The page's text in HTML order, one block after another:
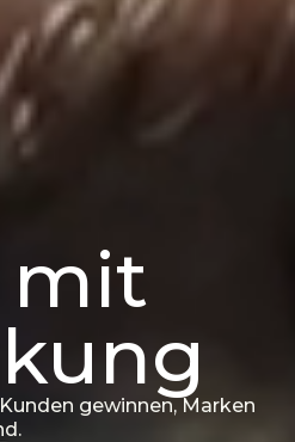
mit
gewinnen, Marken